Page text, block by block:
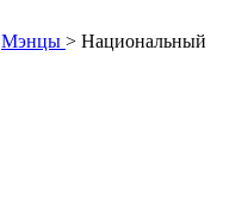
Мэнцы > Национальный